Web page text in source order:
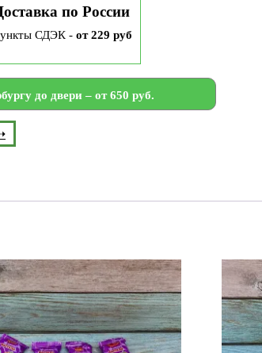
по России
СДЭК - от 229 руб
до двери – от 650 руб.